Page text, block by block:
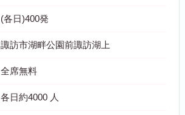
(各日)400発
諏訪市湖畔公園前諏訪湖上
全席無料
各日約4000 人